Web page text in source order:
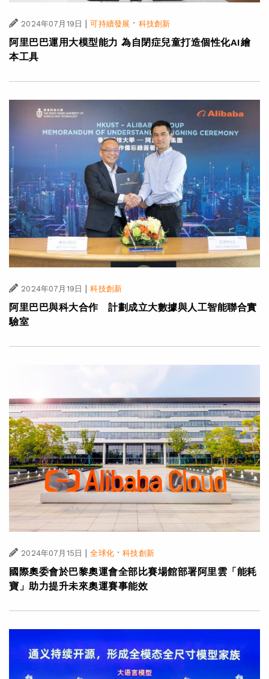
2024年07月19日 | 可持續發展 · 科技創新
阿里巴巴運用大模型能力 為自閉症兒童打造個性化AI繪
本工具
2024年07月19日 | 科技創新
阿里巴巴與科大合作 計劃成立大數據與人工智能聯合實
驗室
2024年07月15日 全球化·科技創新
國際奧委會於巴黎奧運會全部比賽場館部署阿里雲「能耗
寶」助力提升未來奧運賽事能效